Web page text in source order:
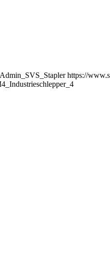
Admin_SVS_Stapler https://